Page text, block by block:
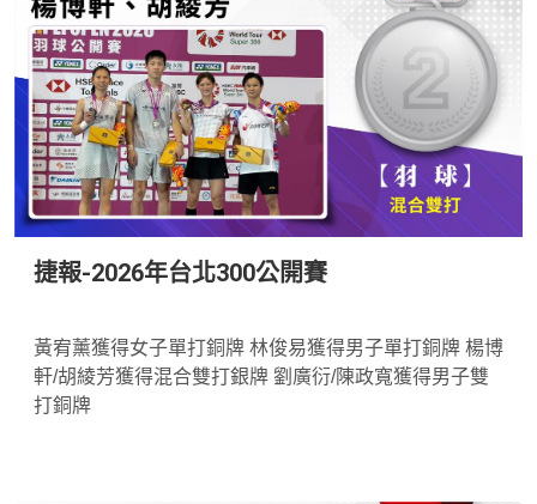
捷報-2026年台北300公開賽
黃宥薰獲得女子單打銅牌 林俊易獲得男子單打銅牌 楊博
軒/胡綾芳獲得混合雙打銀牌 劉廣衍/陳政寬獲得男子雙
打銅牌